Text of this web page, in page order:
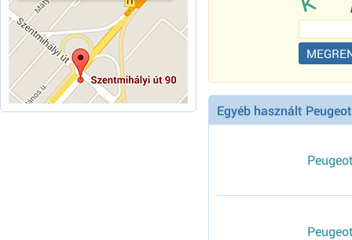
Egyéb használt